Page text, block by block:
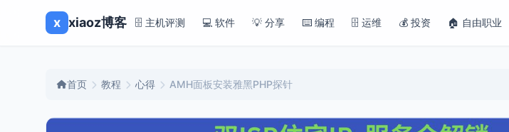
x xiaoz博客 🗄️ 主机评测 💻 软件 💡 分享 ⌨️ 编程 🗄️ 运维 💰 投资 🏠 自由职业
首页 教程 心得 AMH面板安装雅黑PHP探针